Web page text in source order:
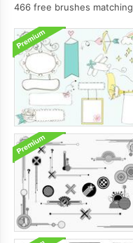
466 free brushes matching